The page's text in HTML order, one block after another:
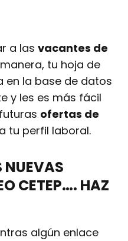
a las vacantes de
tu hoja de
en la base de datos
y les es más fácil
ofertas de
tu perfil laboral.
NUEVAS
CETEP…. HAZ
algún enlace